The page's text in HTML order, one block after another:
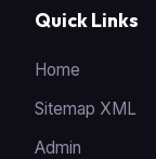
Quick Links
Home
Sitemap XML
Admin